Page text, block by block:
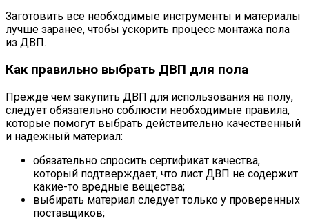
Заготовить все необходимые инструменты и материалы
лучше заранее, чтобы ускорить процесс монтажа пола
из ДВП.
Как правильно выбрать ДВП для пола
Прежде чем закупить ДВП для использования на полу,
следует обязательно соблюсти необходимые правила,
которые помогут выбрать действительно качественный
и надежный материал:
обязательно спросить сертификат качества,
который подтверждает, что лист ДВП не содержит
какие-то вредные вещества;
выбирать материал следует только у проверенных
поставщиков;